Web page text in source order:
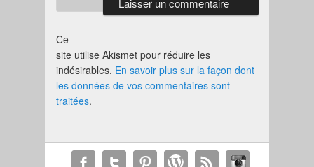
Ce
site utilise Akismet pour réduire les
indésirables. En savoir plus sur la façon dont
les données de vos commentaires sont
traitées.